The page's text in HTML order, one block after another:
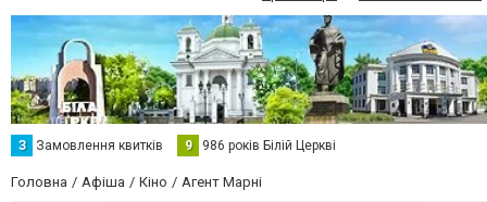
З Замовлення квитків 9 986 років Білій Церкві
Головна Афіша Кіно Агент Марні